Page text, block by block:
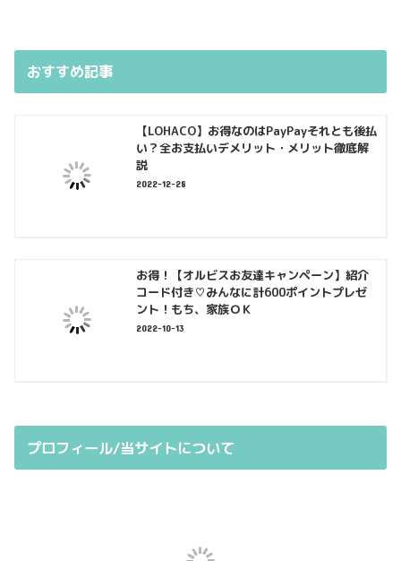
おすすめ記事
【LOHACO】お得なのはPayPayそれとも後払
い？全お支払いデメリット・メリット徹底解
説
2022-12-28
お得！【オルビスお友達キャンペーン】紹介
コード付き♡みんなに計600ポイントプレゼ
ント！もち、家族ＯＫ
2022-10-13
プロフィール/当サイトについて